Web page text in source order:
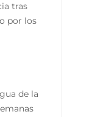
tras
por los
de la